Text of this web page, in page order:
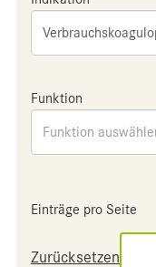
Funktion
Funktion
Einträge pro Seite
Zurücksetzen